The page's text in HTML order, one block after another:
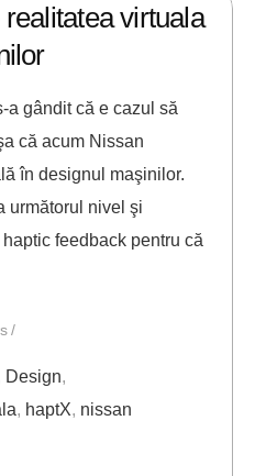
virtuala
a gândit că e cazul să
că acum Nissan
în designul maşinilor.
următorul nivel şi
feedback pentru că
Design,
, haptX, nissan